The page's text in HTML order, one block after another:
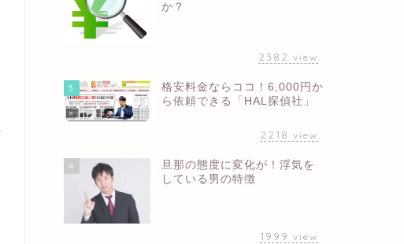
か？
2382 view
3
格安料金ならココ！6,000円か
ら依頼できる「HAL探偵社」
2218 view
4
旦那の態度に変化が！浮気を
している男の特徴
1999 view